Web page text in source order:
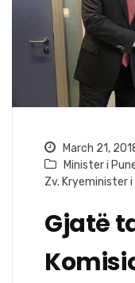
March 21,
Minister i
Zv. Kryeminister i
Gjatë